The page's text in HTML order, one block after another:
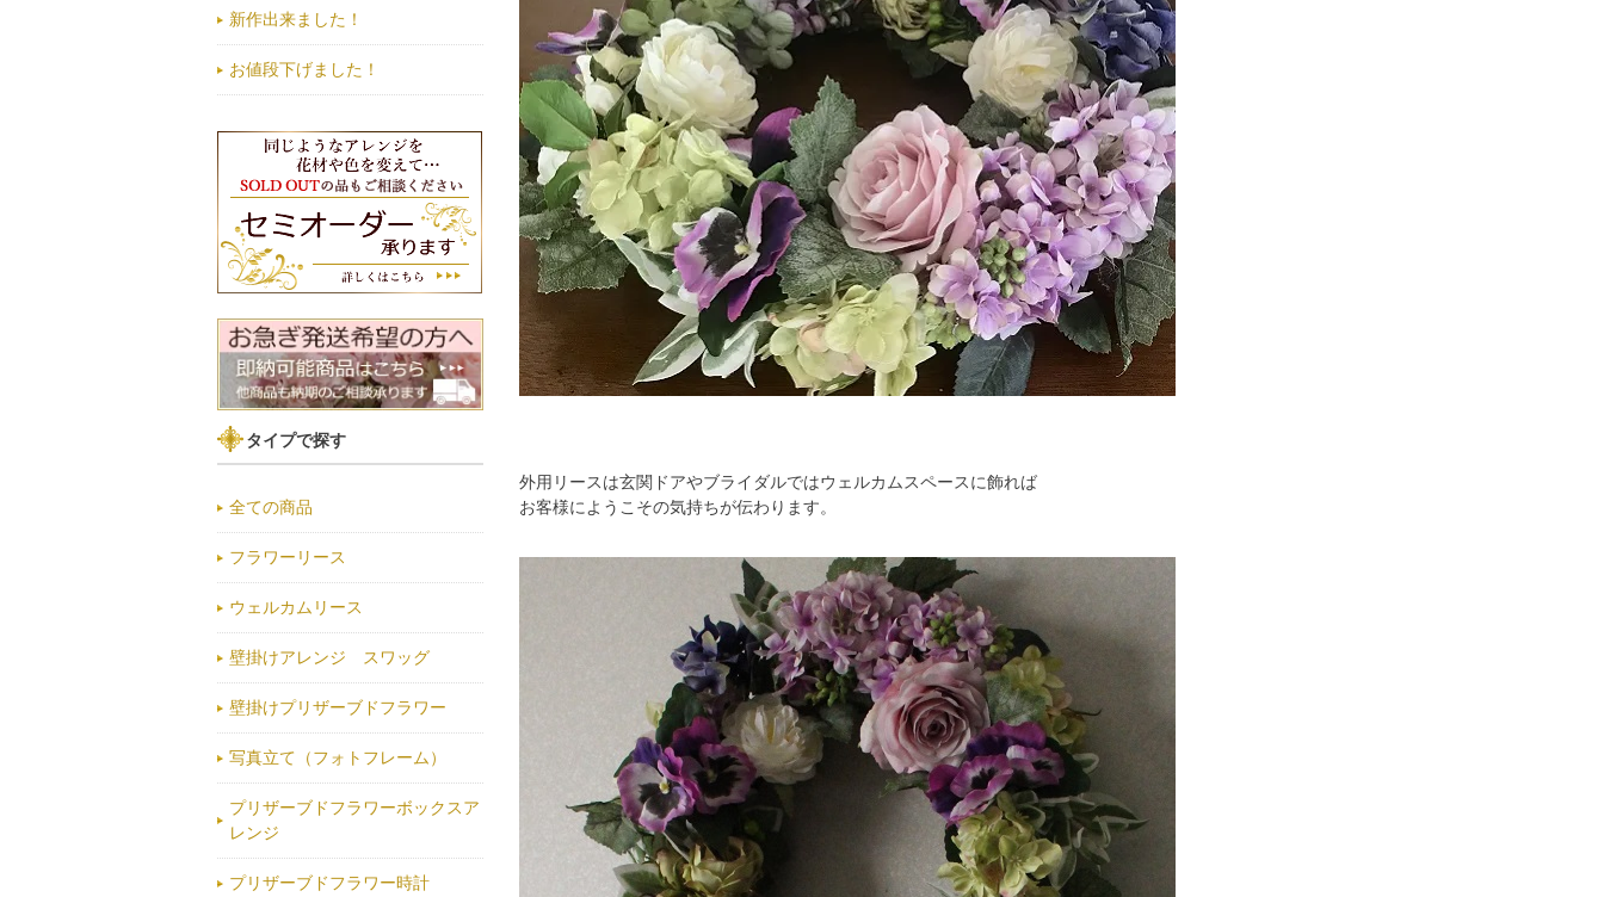
外用リースは玄関ドアやブライダルではウェルカムスペースに飾れば
お客様にようこその気持ちが伝わります。
新作出来ました！
お値段下げました！
タイプで探す
全ての商品
フラワーリース
ウェルカムリース
壁掛けアレンジ スワッグ
壁掛けプリザーブドフラワー
写真立て（フォトフレーム）
プリザーブドフラワーボックスア
レンジ
プリザーブドフラワー時計